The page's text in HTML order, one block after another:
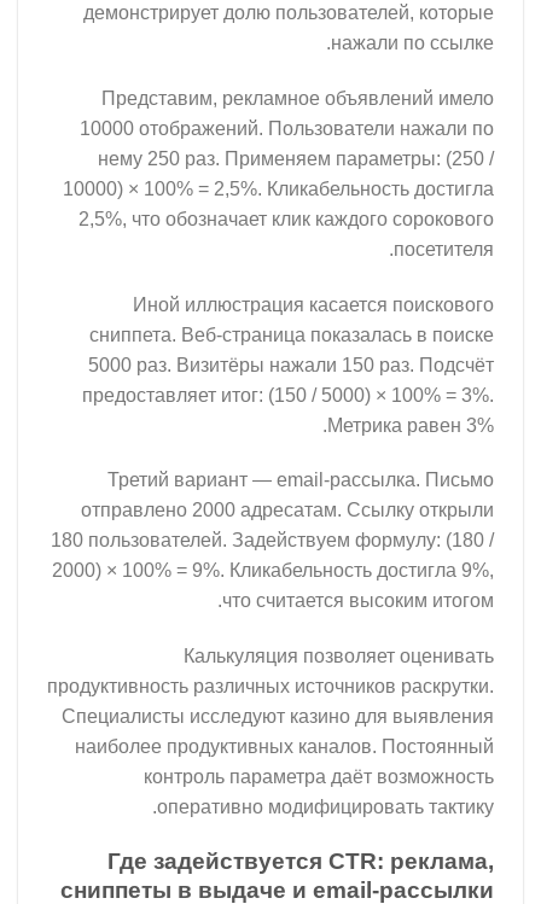
демонстрирует долю пользователей, которые
нажали по ссылке.
Представим, рекламное объявлений имело
10000 отображений. Пользователи нажали по
нему 250 раз. Применяем параметры: (250 /
10000) × 100% = 2,5%. Кликабельность достигла
2,5%, что обозначает клик каждого сорокового
посетителя.
Иной иллюстрация касается поискового
сниппета. Веб-страница показалась в поиске
5000 раз. Визитёры нажали 150 раз. Подсчёт
предоставляет итог: (150 / 5000) × 100% = 3%.
Метрика равен 3%.
Третий вариант — email-рассылка. Письмо
отправлено 2000 адресатам. Ссылку открыли
180 пользователей. Задействуем формулу: (180 /
2000) × 100% = 9%. Кликабельность достигла 9%,
что считается высоким итогом.
Калькуляция позволяет оценивать
продуктивность различных источников раскрутки.
Специалисты исследуют казино для выявления
наиболее продуктивных каналов. Постоянный
контроль параметра даёт возможность
оперативно модифицировать тактику.
Где задействуется CTR: реклама,
сниппеты в выдаче и email-рассылки